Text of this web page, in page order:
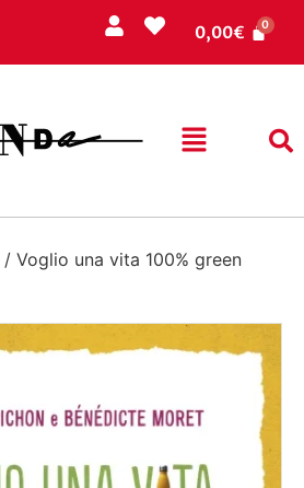
0,00€
/ Voglio una vita 100% green